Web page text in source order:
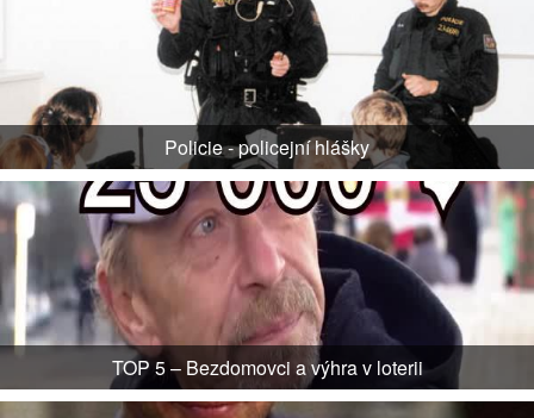
Policie - policejní hlášky
TOP 5 – Bezdomovci a výhra v loterii